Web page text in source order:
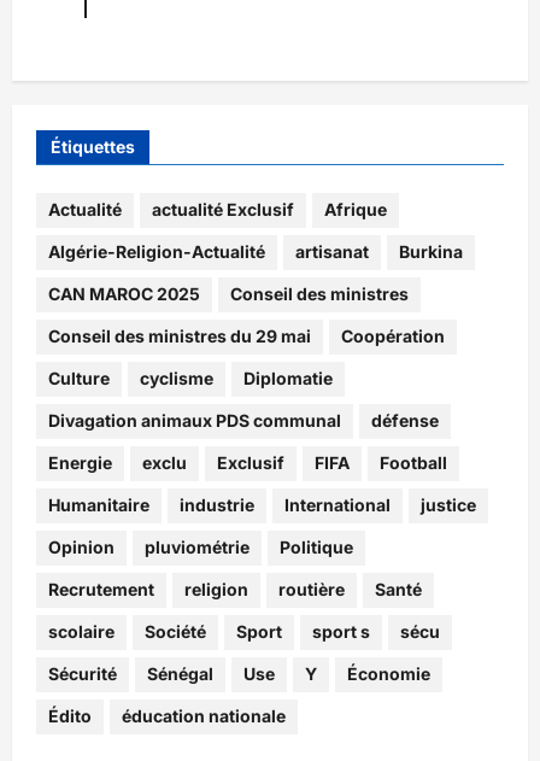
Étiquettes
Actualité actualité Exclusif Afrique
Algérie-Religion-Actualité artisanat Burkina
CAN MAROC 2025 Conseil des ministres
Conseil des ministres du 29 mai Coopération
Culture cyclisme Diplomatie
Divagation animaux PDS communal défense
Energie exclu Exclusif FIFA Football
Humanitaire industrie International justice
Opinion pluviométrie Politique
Recrutement religion routière Santé
scolaire Société Sport sport s sécu
Sécurité Sénégal Use Y Économie
Édito éducation nationale